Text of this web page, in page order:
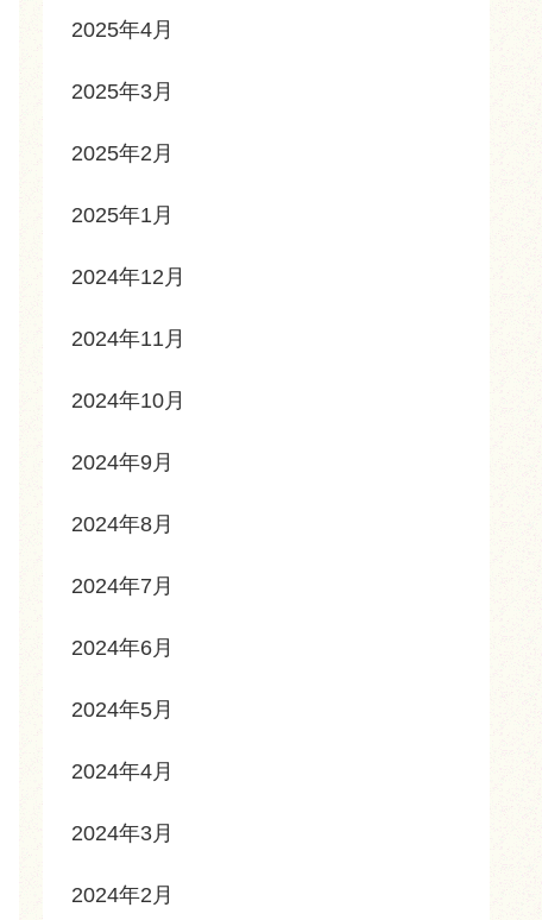
2025年4月
2025年3月
2025年2月
2025年1月
2024年12月
2024年11月
2024年10月
2024年9月
2024年8月
2024年7月
2024年6月
2024年5月
2024年4月
2024年3月
2024年2月